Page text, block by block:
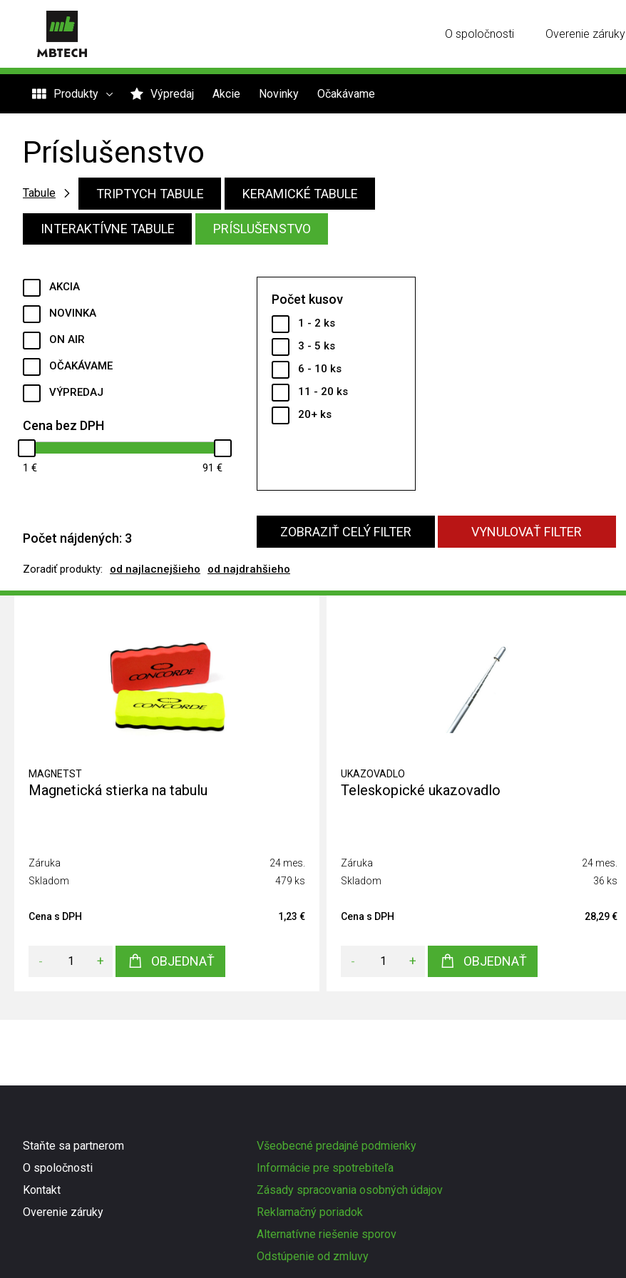
O spoločnosti Overenie záruky
Produkty Výpredaj Akcie Novinky Očakávame
Príslušenstvo
Tabule TRIPTYCH TABULE KERAMICKÉ TABULE
INTERAKTÍVNE TABULE PRÍSLUŠENSTVO
AKCIA
NOVINKA
ON AIR
OČAKÁVAME
VÝPREDAJ
Cena bez DPH
1 91
Počet nájdených: 3
Počet kusov
1 - 2 ks
3 - 5 ks
6 - 10 ks
11 - 20 ks
20+ ks
ZOBRAZIŤ CELÝ FILTER VYNULOVAŤ FILTER
Zoradiť produkty: od najlacnejšieho od najdrahšieho
MAGNETST
Magnetická stierka na tabulu
Záruka
24 mes.
Skladom
479 ks
Cena s DPH 1,23 €
- + OBJEDNAŤ
UKAZOVADLO
Teleskopické ukazovadlo
Záruka
24 mes.
Skladom
36 ks
Cena s DPH 28,29 €
- + OBJEDNAŤ
Staňte sa partnerom
O spoločnosti
Kontakt
Overenie záruky
Všeobecné predajné podmienky
Informácie pre spotrebiteľa
Zásady spracovania osobných údajov
Reklamačný poriadok
Alternatívne riešenie sporov
Odstúpenie od zmluvy